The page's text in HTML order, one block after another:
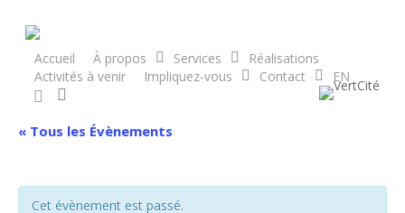
content
Accueil À propos Services
Réalisations
Activités à venir
Impliquez-vous Contact
EN
facebook
« Tous les Évènements
Cet évènement est passé.